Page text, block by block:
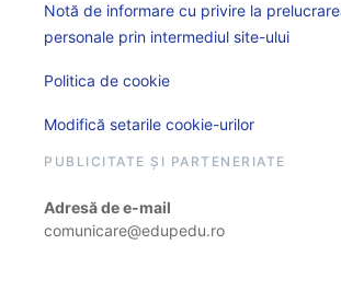
Notă de informare cu privire la
personale prin intermediul site-ului
Politica de cookie
Modifică setarile cookie-urilor
PUBLICITATE ȘI PARTENERIATE
Adresă de e-mail
comunicare@edupedu.ro